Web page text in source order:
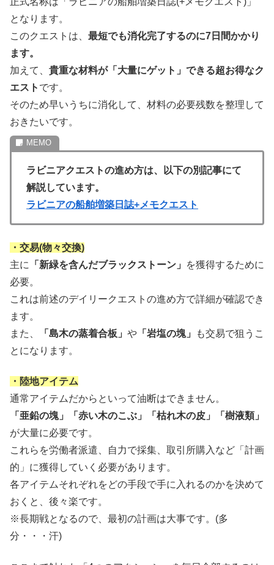
となります。
このクエストは、 最短でも消化完了するのに7日間かかり
ます。
加えて、 貴重な材料が「大量にゲット」できる超お得なク
エスト です。
そのため早いうちに消化して、材料の必要残数を整理して
おきたいです。
ラビニアクエストの進め方は、以下の別記事にて
解説しています。
ラビニアの船舶増築日誌+メモクエスト
・交易(物々交換)
主に
「新緑を含んだブラックストーン」
を獲得するために
必要。
これは前述のデイリークエストの進め方で詳細が確認でき
ます。
また、
「島木の蒸着合板」 や 「岩塩の塊」
も交易で狙うこ
とになります。
・陸地アイテム
通常アイテムだからといって油断はできません。
「亜鉛の塊」「赤い木のこぶ」「枯れ木の皮」「樹液類」
が大量に必要です。
これらを労働者派遣、自力で採集、取引所購入など「計画
的」に獲得していく必要があります。
各アイテムそれぞれをどの手段で手に入れるのかを決めて
おくと、後々楽です。
※長期戦となるので、最初の計画は大事です。(多
分・・・汗)